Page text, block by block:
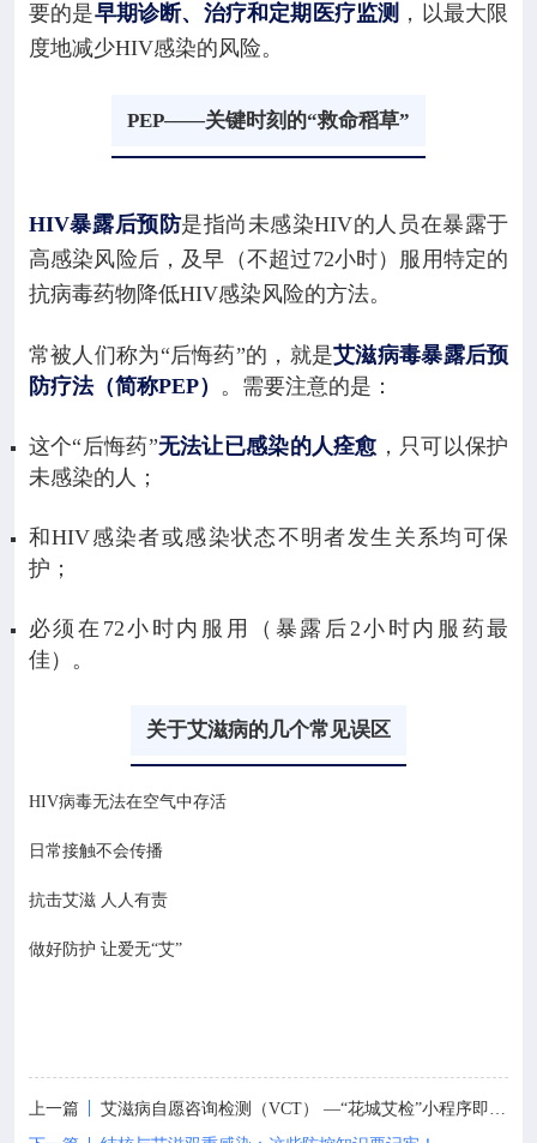
要的是早期诊断、治疗和定期医疗监测 ，以最大限
度地减少HIV感染的风险。
PEP——关键时刻的“救命稻草”
HIV暴露后预防是指尚未感染HIV的人员在暴露于
高感染风险后，及早（不超过72小时）服用特定的
抗病毒药物降低HIV感染风险的方法。
常被人们称为“后悔药”的，就是艾滋病毒暴露后预
防疗法（简称PEP）
。需要注意的是：
这个“后悔药”无法让已感染的人痊愈 ，只可以保护
未感染的人；
和HIV感染者或感染状态不明者发生关系均可保
护；
必须在72小时内服用（暴露后2小时内服药最
佳）。
关于艾滋病的几个常见误区
HIV病毒无法在空气中存活
日常接触不会传播
抗击艾滋 人人有责
做好防护 让爱无“艾”
上一篇